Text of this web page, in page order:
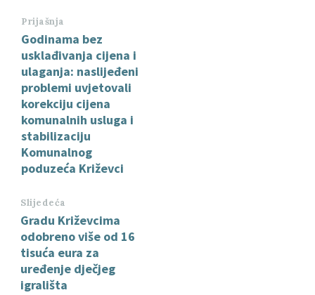
Prijašnja
Godinama bez
usklađivanja cijena i
ulaganja: naslijeđeni
problemi uvjetovali
korekciju cijena
komunalnih usluga i
stabilizaciju
Komunalnog
poduzeća Križevci
Slijedeća
Gradu Križevcima
odobreno više od 16
tisuća eura za
uređenje dječjeg
igrališta